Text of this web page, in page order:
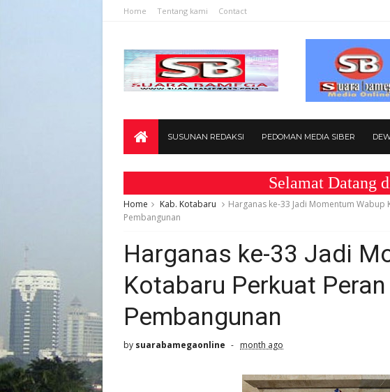
Home Tentang kami Contact
SUSUNAN REDAKSI PEDOMAN MEDIA SIBER
Selamat Datang di
Home Kab. Kotabaru
Harganas ke-33 Jadi Momentum
Pembangunan
Harganas ke-33 Jadi
Kotabaru Perkuat
Pembangunan
by suarabamegaonline month ago